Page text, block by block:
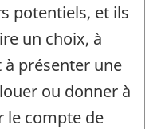
potentiels, et ils
un choix, à
présenter une
ou donner à
le compte de